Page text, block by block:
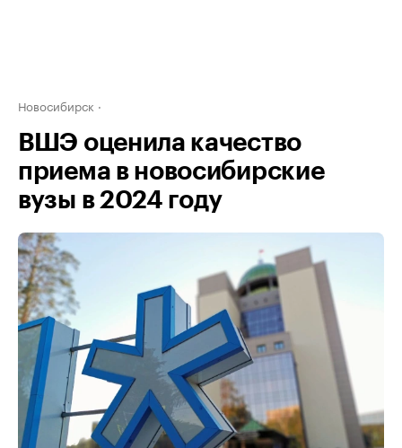
Новосибирск
ВШЭ оценила качество
приема в новосибирские
вузы в 2024 году